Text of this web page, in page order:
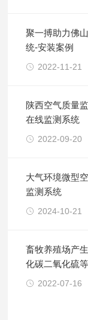
聚一搏助力佛
统-安装案例
2022-11-21
陕西空气质量
在线监测系统
2022-09-20
大气环境微型
监测系统
2024-10-21
畜牧养殖场产
化碳二氧化硫
2022-07-16